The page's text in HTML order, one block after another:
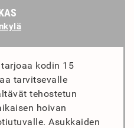
kodin 15
tarvitsevalle
tehostetun
hoivan
Asukkaiden